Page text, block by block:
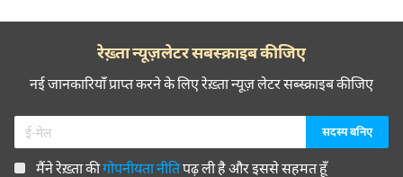
रेख़्ता न्यूज़लेटर सबस्क्राइब कीजिए
नई जानकारियाँ प्राप्त करने के लिए रेख़्ता न्यूज़ लेटर सब्स्क्राइब कीजिए
मैंने रेख़्ता कीगोपनीयता नीतिपढ़ ली है और इससे सहमत हूँ